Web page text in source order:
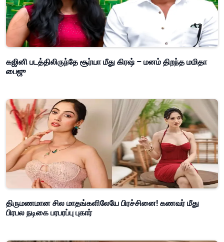
கஜினி படத்திலிருந்தே சூர்யா மீது கிரஷ் – மனம் திறந்த மமிதா
பைஜு
திருமணமான சில மாதங்களிலேயே பிரச்சினை! கணவர் மீது
பிரபல நடிகை பரபரப்பு புகார்